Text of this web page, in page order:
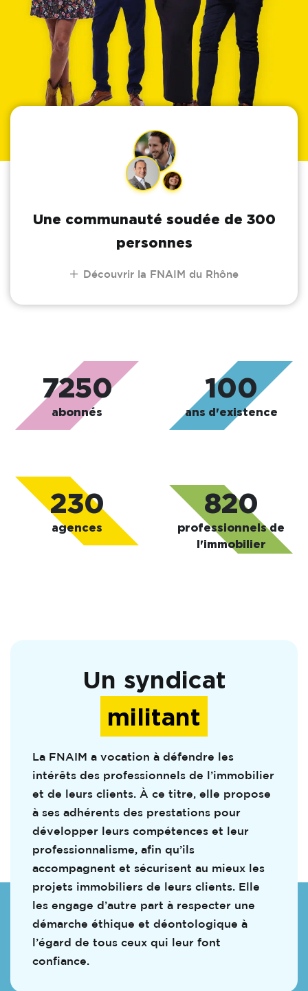
Une communauté soudée de 300
personnes
Découvrir la FNAIM du Rhône
7250
abonnés
100
ans d'existence
230
agences
820
professionnels de
l'immobilier
Un syndicat
militant
La FNAIM a vocation à défendre les
intérêts des professionnels de l’immobilier
et de leurs clients. À ce titre, elle propose
à ses adhérents des prestations pour
développer leurs compétences et leur
professionnalisme, afin qu’ils
accompagnent et sécurisent au mieux les
projets immobiliers de leurs clients. Elle
les engage d’autre part à respecter une
démarche éthique et déontologique à
l’égard de tous ceux qui leur font
confiance.